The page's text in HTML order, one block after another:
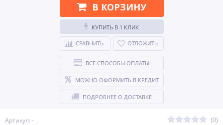
Артикул: - (0)
В КОРЗИНУ
КУПИТЬ В 1 КЛИК
СРАВНИТЬ ОТЛОЖИТЬ
ВСЕ СПОСОБЫ ОПЛАТЫ
МОЖНО ОФОРМИТЬ В КРЕДИТ
ПОДРОБНЕЕ О ДОСТАВКЕ